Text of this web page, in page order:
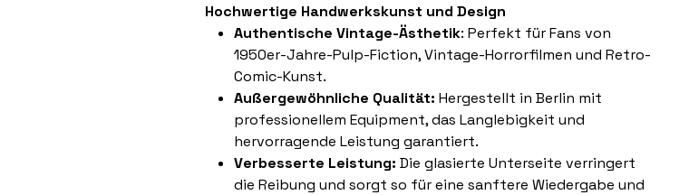
Hochwertige Handwerkskunst und Design
Authentische Vintage-Ästhetik: Perfekt für Fans von
1950er-Jahre-Pulp-Fiction, Vintage-Horrorfilmen und Retro-
Comic-Kunst.
Außergewöhnliche Qualität: Hergestellt in Berlin mit
professionellem Equipment, das Langlebigkeit und
hervorragende Leistung garantiert.
Verbesserte Leistung: Die glasierte Unterseite verringert
die Reibung und sorgt so für eine sanftere Wiedergabe und